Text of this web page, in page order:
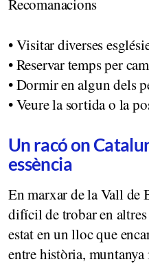
Recomanacions
• Visitar diverses
• Reservar temps per
• Dormir en algun dels
• Veure la sortida o la
Un racó on
essència
En marxar de la Vall de
difícil de trobar en
estat en un lloc que
entre història,